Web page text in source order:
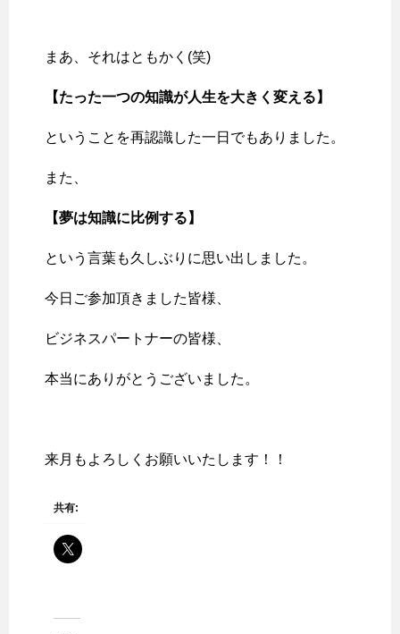
まあ、それはともかく(笑)
【たった一つの知識が人生を大きく変える】
ということを再認識した一日でもありました。
また、
【夢は知識に比例する】
という言葉も久しぶりに思い出しました。
今日ご参加頂きました皆様、
ビジネスパートナーの皆様、
本当にありがとうございました。
来月もよろしくお願いいたします！！
共有: